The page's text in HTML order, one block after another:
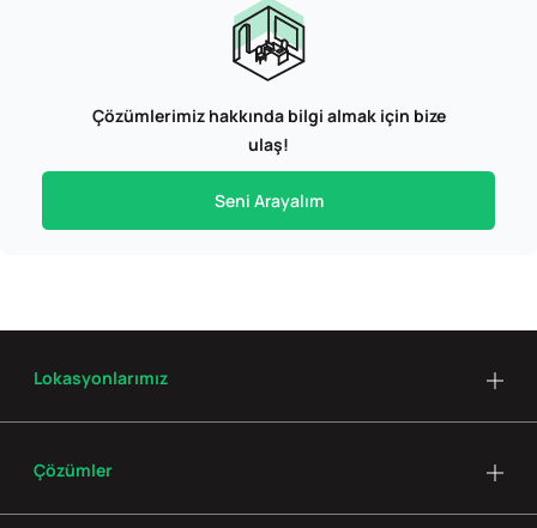
Çözümlerimiz hakkında bilgi almak için bize
ulaş!
Seni Arayalım
Lokasyonlarımız
Çözümler